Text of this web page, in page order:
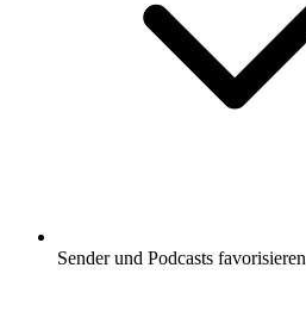
Sender und Podcasts favorisieren